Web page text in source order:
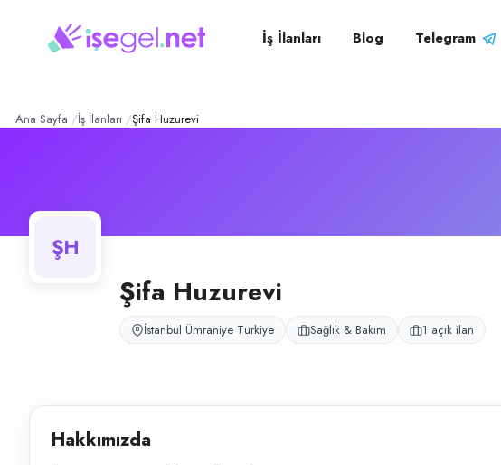
Huzurevi– Şirket Profili
Ümraniye Mehmet Akif Mahallesi'nde hizmet veren huzurevi.
pozisyonlar
Yaşlı Bakım Personeli
İş İlanları Blog Telegram
Ana Sayfa İş İlanları Şifa Huzurevi
ŞH
Şifa Huzurevi
İstanbul Ümraniye Türkiye Sağlık & Bakım 1 açık ilan
Hakkımızda